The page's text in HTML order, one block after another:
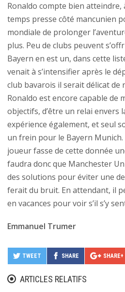
Ronaldo compte bien atteindre,
temps presse côté mancunien
mondiale de prolonger
plus. Peu de clubs peuvent
Bayern en est un, dans cette
venait à s’intensifier après le
club bavarois il serait délicat de
Ronaldo est encore capable de
objectifs, d’être un relai envers
expérience également, et seul
un frein pour le Bayern Munich.
joueur fasse de cette donnée
faudra donc que Manchester
des solutions pour éviter une
ferait du bruit. En attendant, il
en vacances pour voir s’il s’y
Emmanuel Trumer
TWEET SHARE SHARE+
ARTICLES RELATIFS